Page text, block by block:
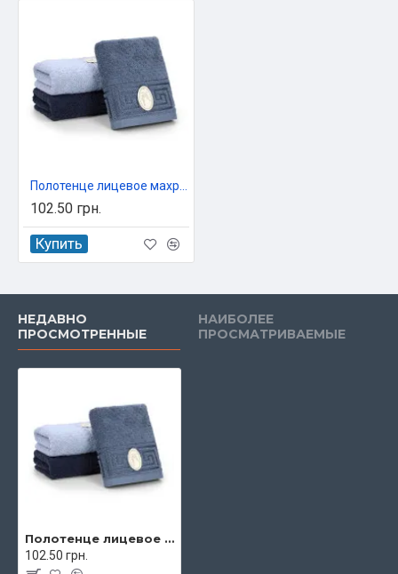
102.50 грн.
Купить
НЕДАВНО
ПРОСМОТРЕННЫЕ
НАИБОЛЕЕ
ПРОСМАТРИВАЕМЫЕ
Полотенце лицевое махровое 50х90 см Koloco арт. 9588/1
102.50 грн.